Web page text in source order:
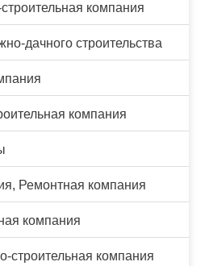
компания
дачного строительства
компания
Ремонтная компания
компания
строительная компания